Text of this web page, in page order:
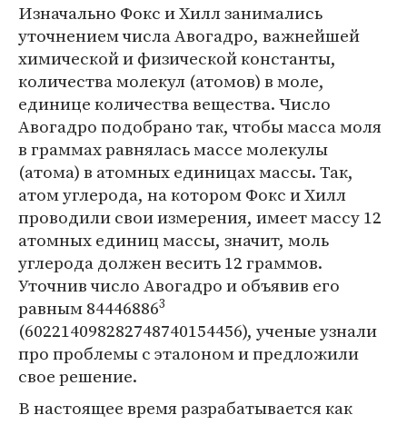
Изначально Фокс и Хилл занимались
уточнением числа Авогадро, важнейшей
химической и физической константы,
количества молекул (атомов) в моле,
единице количества вещества. Число
Авогадро подобрано так, чтобы масса моля
в граммах равнялась массе молекулы
(атома) в атомных единицах массы. Так,
атом углерода, на котором Фокс и Хилл
проводили свои измерения, имеет массу 12
атомных единиц массы, значит, моль
углерода должен весить 12 граммов.
Уточнив число Авогадро и объявив его
равным 844468863
(602214098282748740154456), ученые узнали
про проблемы с эталоном и предложили
свое решение.
В настоящее время разрабатывается как